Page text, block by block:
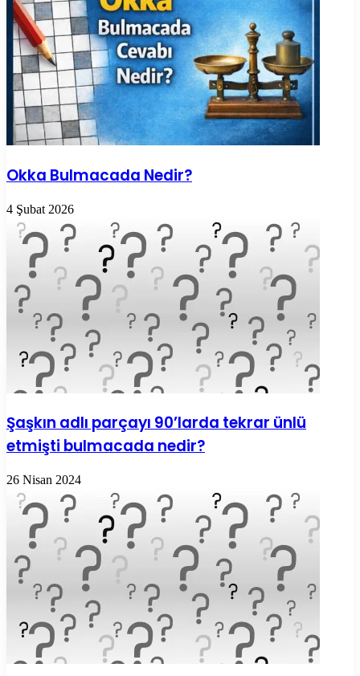
Okka Bulmacada Nedir?
4 Şubat 2026
Şaşkın adlı parçayı 90’larda tekrar ünlü
etmişti bulmacada nedir?
26 Nisan 2024